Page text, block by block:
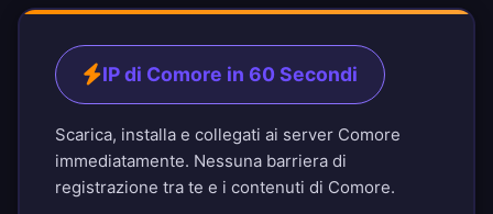
IP di Comore in 60 Secondi
Scarica, installa e collegati ai server Comore
immediatamente. Nessuna barriera di
registrazione tra te e i contenuti di Comore.